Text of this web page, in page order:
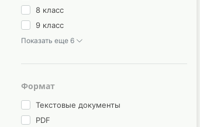
8 класс
9 класс
Показать еще 6
Формат
Текстовые документы
PDF